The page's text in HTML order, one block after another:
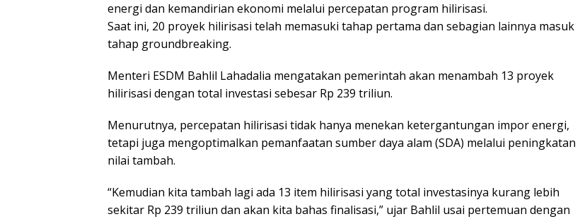
energi dan kemandirian ekonomi melalui percepatan program hilirisasi.
Saat ini, 20 proyek hilirisasi telah memasuki tahap pertama dan sebagian lainnya masuk
tahap groundbreaking.
Menteri ESDM Bahlil Lahadalia mengatakan pemerintah akan menambah 13 proyek
hilirisasi dengan total investasi sebesar Rp 239 triliun.
Menurutnya, percepatan hilirisasi tidak hanya menekan ketergantungan impor energi,
tetapi juga mengoptimalkan pemanfaatan sumber daya alam (SDA) melalui peningkatan
nilai tambah.
“Kemudian kita tambah lagi ada 13 item hilirisasi yang total investasinya kurang lebih
sekitar Rp 239 triliun dan akan kita bahas finalisasi,” ujar Bahlil usai pertemuan dengan